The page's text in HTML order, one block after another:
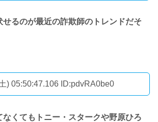
せるのが最近の詐欺師のトレンドだそ
) 05:50:47.106 ID:pdvRA0be0
なくてもトニー・スタークや野原ひろ